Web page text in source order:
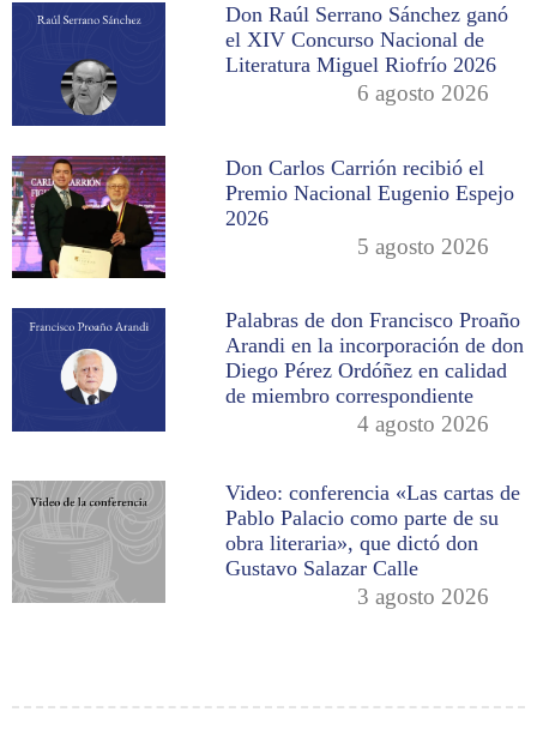
Don Raúl Serrano Sánchez ganó
el XIV Concurso Nacional de
Literatura Miguel Riofrío 2026
6 agosto 2026
Don Carlos Carrión recibió el
Premio Nacional Eugenio Espejo
2026
5 agosto 2026
Palabras de don Francisco Proaño
Arandi en la incorporación de don
Diego Pérez Ordóñez en calidad
de miembro correspondiente
4 agosto 2026
Video: conferencia «Las cartas de
Pablo Palacio como parte de su
obra literaria», que dictó don
Gustavo Salazar Calle
3 agosto 2026